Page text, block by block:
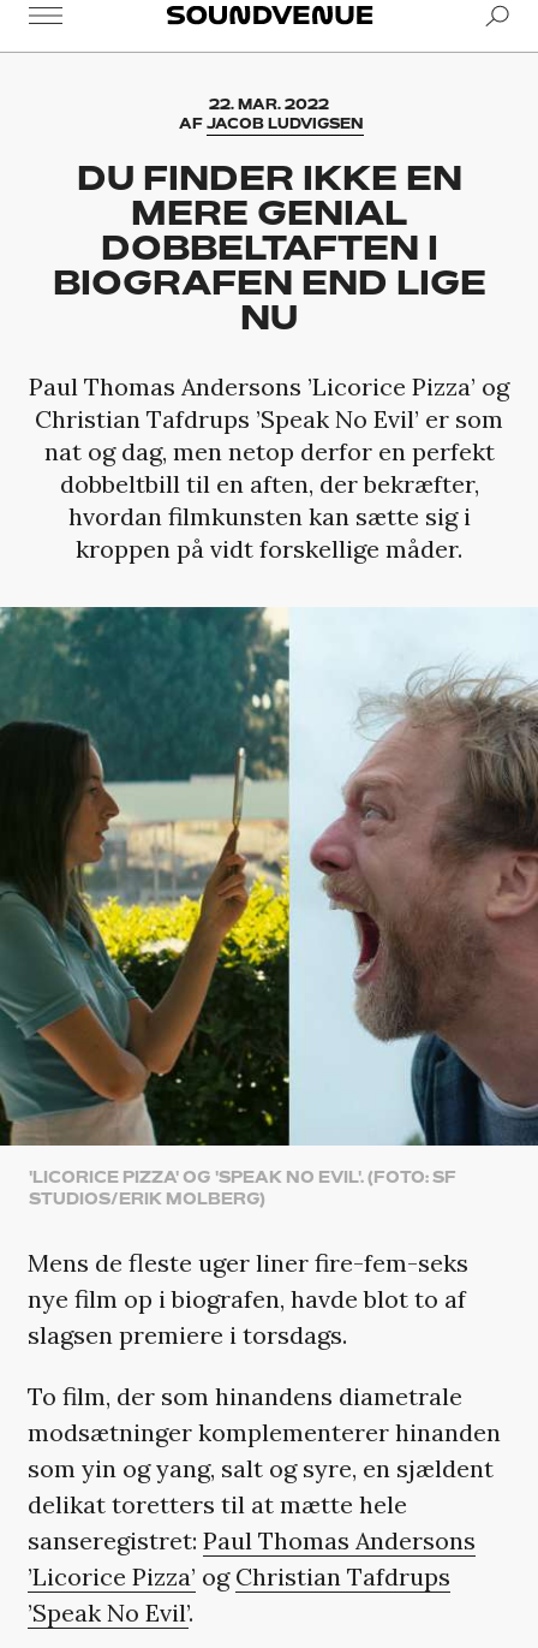
Soundvenue
22. MAR. 2022
AFJACOB LUDVIGSEN
DU FINDER IKKE EN
MERE GENIAL
DOBBELTAFTEN I
BIOGRAFEN END LIGE
NU
Paul Thomas Andersons ’Licorice Pizza’ og
Christian Tafdrups ’Speak No Evil’ er som
nat og dag, men netop derfor en perfekt
dobbeltbill til en aften, der bekræfter,
hvordan filmkunsten kan sætte sig i
kroppen på vidt forskellige måder.
'LICORICE PIZZA' OG 'SPEAK NO EVIL'. (FOTO: SF
STUDIOS/ERIK MOLBERG)
Mens de fleste uger liner fire-fem-seks
nye film op i biografen, havde blot to af
slagsen premiere i torsdags.
To film, der som hinandens diametrale
modsætninger komplementerer hinanden
som yin og yang, salt og syre, en sjældent
delikat toretters til at mætte hele
sanseregistret: Paul Thomas Andersons
’Licorice Pizza’ og Christian Tafdrups
’Speak No Evil’.